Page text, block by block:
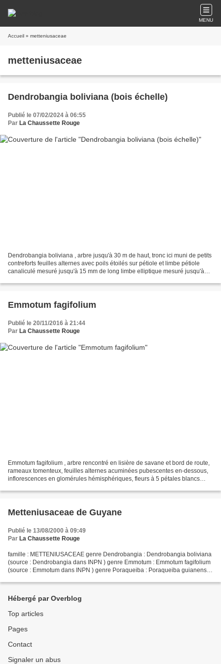
MENU
Accueil » metteniusaceae
metteniusaceae
Dendrobangia boliviana (bois échelle)
Publié le 07/02/2024 à 06:55
Par La Chaussette Rouge
Dendrobangia boliviana , arbre jusqu'à 30 m de haut, tronc ici muni de petits
contreforts feuilles alternes avec poils étoilés sur pétiole et limbe pétiole
canaliculé mesuré jusqu'à 15 mm de long limbe elliptique mesuré jusqu'à
Emmotum fagifolium
Publié le 20/11/2016 à 21:44
Par La Chaussette Rouge
Emmotum fagifolium , arbre rencontré en lisière de savane et bord de route,
rameaux tomenteux, feuilles alternes acuminées pubescentes en-dessous,
inflorescences en glomérules hémisphériques, fleurs à 5 pétales blancs
Metteniusaceae de Guyane
Publié le 13/08/2000 à 09:49
Par La Chaussette Rouge
famille : METTENIUSACEAE genre Dendrobangia : Dendrobangia boliviana
(source : Dendrobangia dans INPN ) genre Emmotum : Emmotum fagifolium
(source : Emmotum dans INPN ) genre Poraqueiba : Poraqueiba guianensis
Hébergé par Overblog
Top articles
Pages
Contact
Signaler un abus